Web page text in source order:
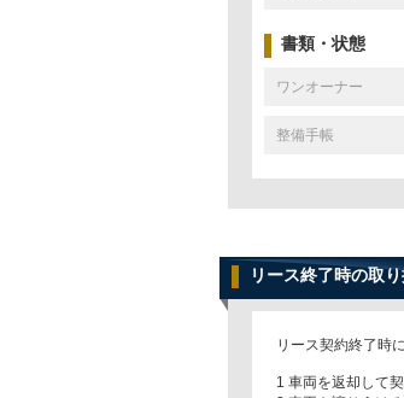
書類・状態
ワンオーナー
整備手帳
リース終了時の取
リース契約終了時
1 車両を返却して